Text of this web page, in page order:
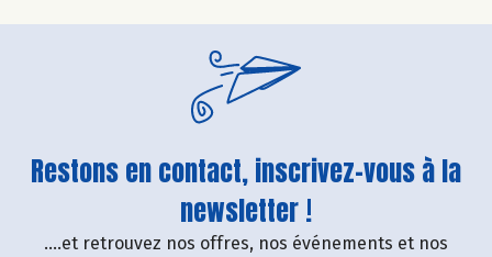
Restons en contact, inscrivez-vous à la
newsletter !
....et retrouvez nos offres, nos événements et nos